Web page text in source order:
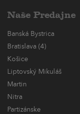
Naše Predajne
Banská Bystrica
Bratislava (4)
Košice
Liptovský Mikuláš
Martin
Nitra
Partizánske